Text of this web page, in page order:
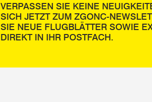
VERPASSEN SIE KEINE
SICH JETZT ZUM ZGONC-
SIE NEUE FLUGBLÄTTER SOWIE
DIREKT IN IHR POSTFACH.